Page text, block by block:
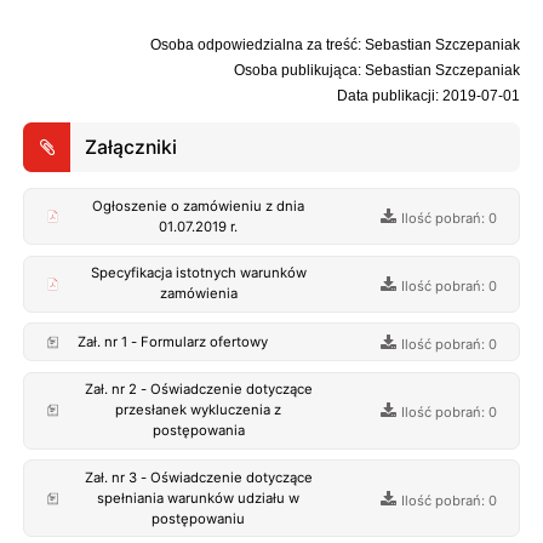
Osoba odpowiedzialna za treść: Sebastian Szczepaniak
Osoba publikująca: Sebastian Szczepaniak
Data publikacji: 2019-07-01
Załączniki
Ogłoszenie o zamówieniu z dnia
01.07.2019 r.
Ilość pobrań: 0
Specyfikacja istotnych warunków
zamówienia
Ilość pobrań: 0
Zał. nr 1 - Formularz ofertowy Ilość pobrań: 0
Zał. nr 2 - Oświadczenie dotyczące
przesłanek wykluczenia z
postępowania
Ilość pobrań: 0
Zał. nr 3 - Oświadczenie dotyczące
spełniania warunków udziału w
postępowaniu
Ilość pobrań: 0